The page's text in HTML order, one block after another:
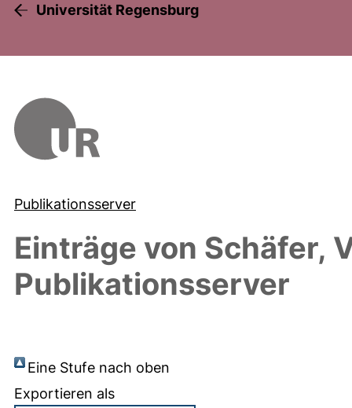
Universität Regensburg
Publikationsserver
Einträge von Schäfer,
Publikationsserver
Eine Stufe nach oben
Exportieren als